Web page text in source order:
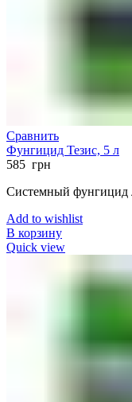
Сравнить
Фунгицид Тезис, 5 л
585 грн
Системный фунгицид
Add to wishlist
В корзину
Quick view